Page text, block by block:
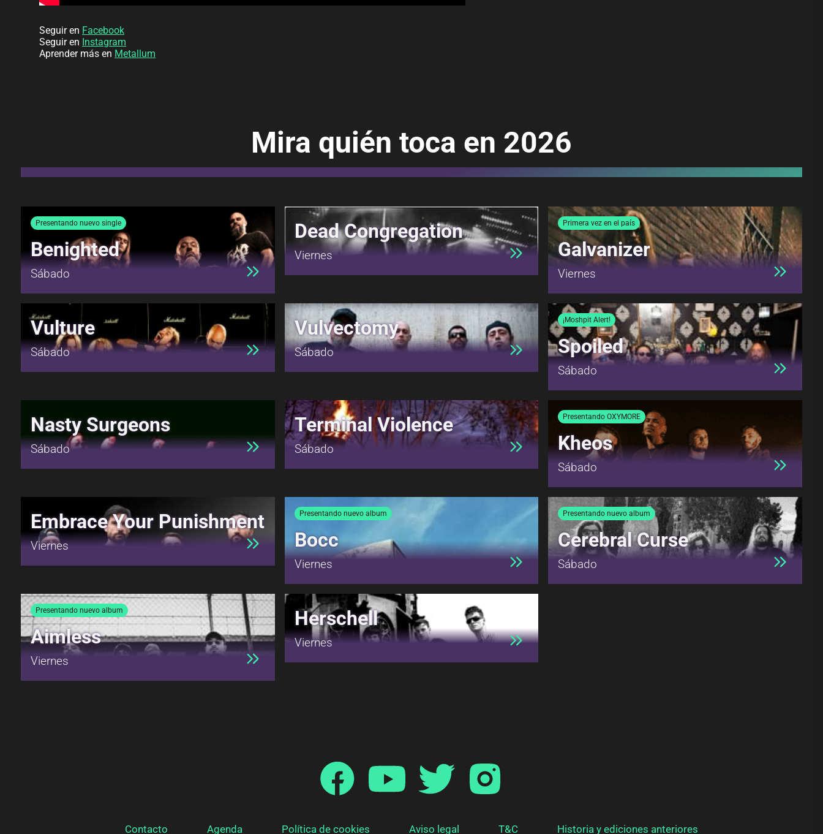
Seguir en Facebook
Seguir en Instagram
Aprender más en Metallum
Mira quién toca en 2026
Presentando nuevo single
Benighted
Sábado
Dead Congregation
Viernes
Primera vez en el país
Galvanizer
Viernes
Vulture
Sábado
Vulvectomy
Sábado
¡Moshpit Alert!
Spoiled
Sábado
Nasty Surgeons
Sábado
Terminal Violence
Sábado
Presentando OXYMORE
Kheos
Sábado
Embrace Your Punishment
Viernes
Presentando nuevo album
Bocc
Viernes
Presentando nuevo album
Cerebral Curse
Sábado
Presentando nuevo album
Aimless
Viernes
Herschell
Viernes
Contacto Agenda Política de cookies Aviso legal T&C Historia y ediciones anteriores